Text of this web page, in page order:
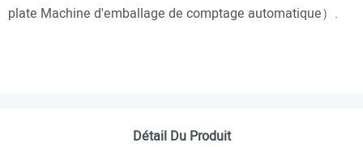
plate Machine d'emballage de comptage automatique）.
Détail Du Produit